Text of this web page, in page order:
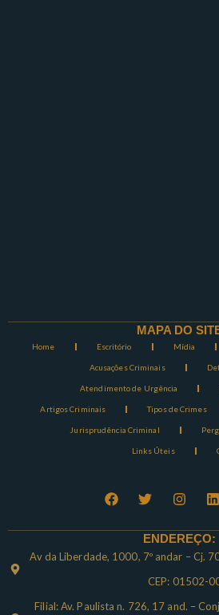
MAPA DO
Home Escritório Mídia
Acusações Criminais
Atendimento de Urgência
Artigos Criminais Tipos de Crimes
Jurisprudência Criminal
Links Úteis
ENDEREÇO:
Av da Liberdade, 1000, 7º andar – Cj.
CEP: 01502-
Filial: Av. Paulista n. 726, 17 and. –